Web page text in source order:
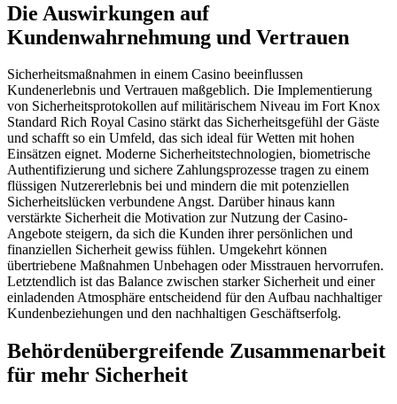
Die Auswirkungen auf
Kundenwahrnehmung und Vertrauen
Sicherheitsmaßnahmen in einem Casino beeinflussen
Kundenerlebnis und Vertrauen maßgeblich. Die Implementierung
von Sicherheitsprotokollen auf militärischem Niveau im Fort Knox
Standard Rich Royal Casino stärkt das Sicherheitsgefühl der Gäste
und schafft so ein Umfeld, das sich ideal für Wetten mit hohen
Einsätzen eignet. Moderne Sicherheitstechnologien, biometrische
Authentifizierung und sichere Zahlungsprozesse tragen zu einem
flüssigen Nutzererlebnis bei und mindern die mit potenziellen
Sicherheitslücken verbundene Angst. Darüber hinaus kann
verstärkte Sicherheit die Motivation zur Nutzung der Casino-
Angebote steigern, da sich die Kunden ihrer persönlichen und
finanziellen Sicherheit gewiss fühlen. Umgekehrt können
übertriebene Maßnahmen Unbehagen oder Misstrauen hervorrufen.
Letztendlich ist das Balance zwischen starker Sicherheit und einer
einladenden Atmosphäre entscheidend für den Aufbau nachhaltiger
Kundenbeziehungen und den nachhaltigen Geschäftserfolg.
Behördenübergreifende Zusammenarbeit
für mehr Sicherheit